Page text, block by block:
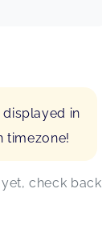
in
timezone!
check back